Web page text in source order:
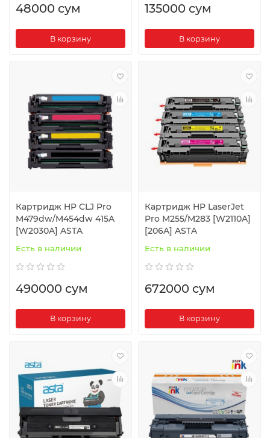
48000 сум
В корзину
135000 сум
В корзину
Картридж HP CLJ Pro
M479dw/M454dw 415A
[W2030A] ASTA
Есть в наличии
490000 сум
В корзину
Картридж HP LaserJet
Pro M255/M283 [W2110A]
[206A] ASTA
Есть в наличии
672000 сум
В корзину